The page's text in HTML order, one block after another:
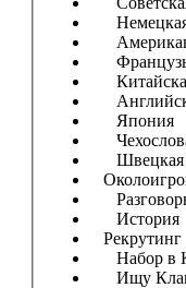
Япония
Швецкая
История
Рекрутинг
Набор в
Ищу